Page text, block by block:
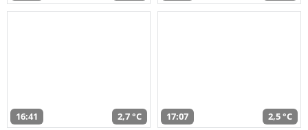
16:41 2,7 °C 17:07 2,5 °C